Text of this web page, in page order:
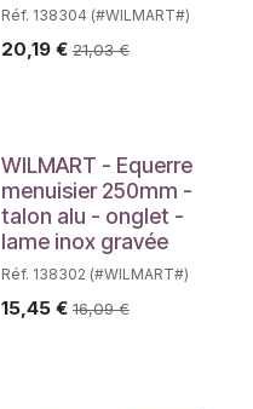
Réf. 138304 (#WILMART#)
20,19€ 21,03€
WILMART - Equerre
menuisier 250mm -
talon alu - onglet -
lame inox gravée
Réf. 138302 (#WILMART#)
15,45€ 16,09€